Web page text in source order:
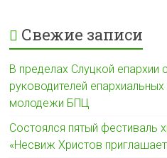
Свежие записи
В пределах Слуцкой епархии
руководителей
молодежи БПЦ
Состоялся пятый фестиваль
«Несвиж Христов